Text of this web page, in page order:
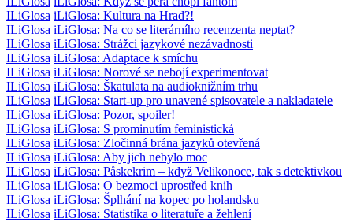
ILiGlosa iLiGlosa: Kultura na Hrad?!
ILiGlosa iLiGlosa: Na co se literárního recenzenta neptat?
ILiGlosa iLiGlosa: Strážci jazykové nezávadnosti
ILiGlosa iLiGlosa: Adaptace k smíchu
ILiGlosa iLiGlosa: Norové se nebojí experimentovat
ILiGlosa iLiGlosa: Škatulata na audioknižním trhu
ILiGlosa iLiGlosa: Start-up pro unavené spisovatele a nakladatele
ILiGlosa iLiGlosa: Pozor, spoiler!
ILiGlosa iLiGlosa: S prominutím feministická
ILiGlosa iLiGlosa: Zločinná brána jazyků otevřená
ILiGlosa iLiGlosa: Aby jich nebylo moc
ILiGlosa iLiGlosa: Påskekrim – když Velikonoce, tak s detektivkou
ILiGlosa iLiGlosa: O bezmoci uprostřed knih
ILiGlosa iLiGlosa: Šplhání na kopec po holandsku
ILiGlosa iLiGlosa: Statistika o literatuře a žehlení